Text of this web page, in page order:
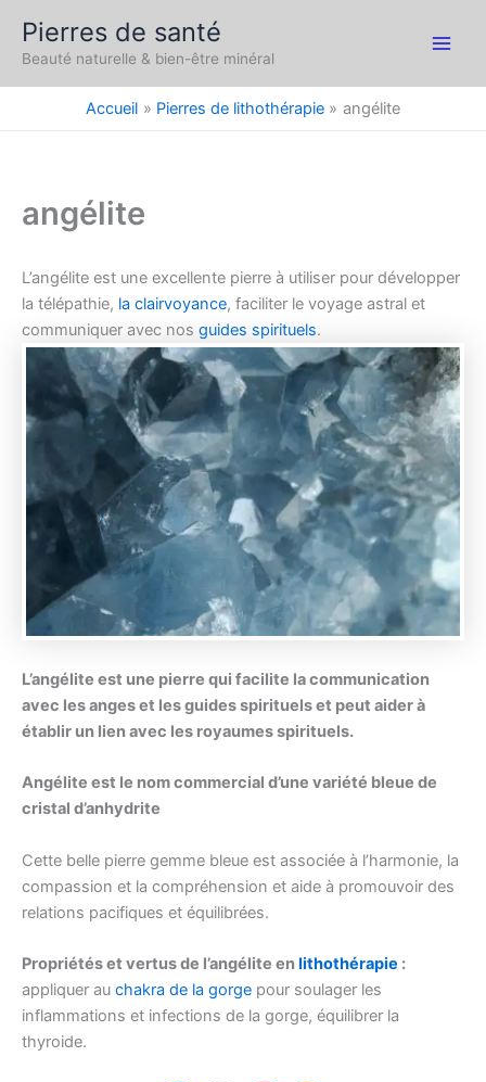
contenu
Pierres de santé
Beauté naturelle & bien-être minéral
Accueil Pierres de lithothérapie angélite
angélite
L’angélite est une excellente pierre à utiliser pour développer
la télépathie, la clairvoyance, faciliter le voyage astral et
communiquer avec nos guides spirituels.
L’angélite est une pierre qui facilite la communication
avec les anges et les guides spirituels et peut aider à
établir un lien avec les royaumes spirituels.
Angélite est le nom commercial d’une variété bleue de
cristal d’anhydrite
Cette belle pierre gemme bleue est associée à l’harmonie, la
compassion et la compréhension et aide à promouvoir des
relations pacifiques et équilibrées.
Propriétés et vertus de l’angélite enlithothérapie :
appliquer au chakra de la gorge pour soulager les
inflammations et infections de la gorge, équilibrer la
thyroide.